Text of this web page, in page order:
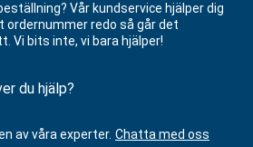
Vår kundservice hjälper dig
ordernummer redo så går det
Vi bits inte, vi bara hjälper!
du hjälp?
av våra experter. Chatta med oss